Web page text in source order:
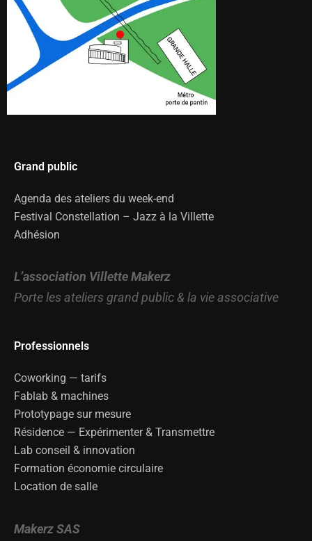
Grand public
Agenda des ateliers du week-end
Festival Constellation – Jazz à la Villette
Adhésion
L’association Villette Makerz
Porte les ateliers grand public & la vie associative
Professionnels
Coworking — tarifs
Fablab & machines
Prototypage sur mesure
Résidence — Expérimenter & Transmettre
Lab conseil & innovation
Formation économie circulaire
Location de salle
Makerz SAS